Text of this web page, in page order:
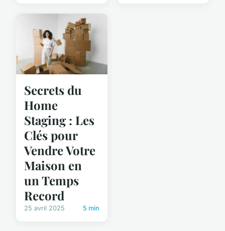
Secrets du
Home
Staging : Les
Clés pour
Vendre Votre
Maison en
un Temps
Record
25 avril 2025 5 min